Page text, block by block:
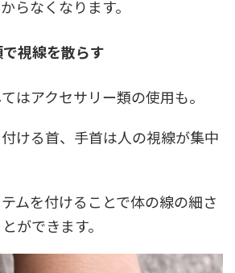
らなくなります。
視線を散らす
はアクセサリー類の使用も。
ける首、手首は人の視線が集中
ムを付けることで体の線の細さ
ができます。